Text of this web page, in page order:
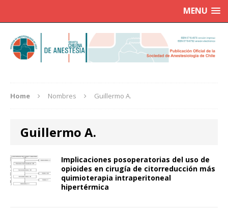
MENU
Home Nombres Guillermo A.
Guillermo A.
Implicaciones posoperatorias del uso de
opioides en cirugía de citorreducción más
quimioterapia intraperitoneal
hipertérmica